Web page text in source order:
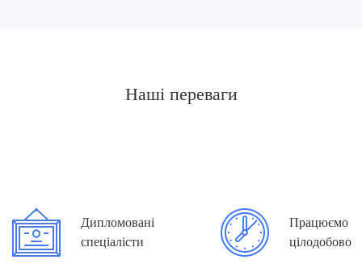
Наші переваги
Дипломовані
спеціалісти
Працюємо
цілодобово